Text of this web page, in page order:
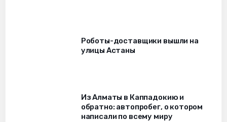
Роботы-доставщики вышли на
улицы Астаны
Из Алматы в Каппадокию и
обратно: автопробег, о котором
написали по всему миру